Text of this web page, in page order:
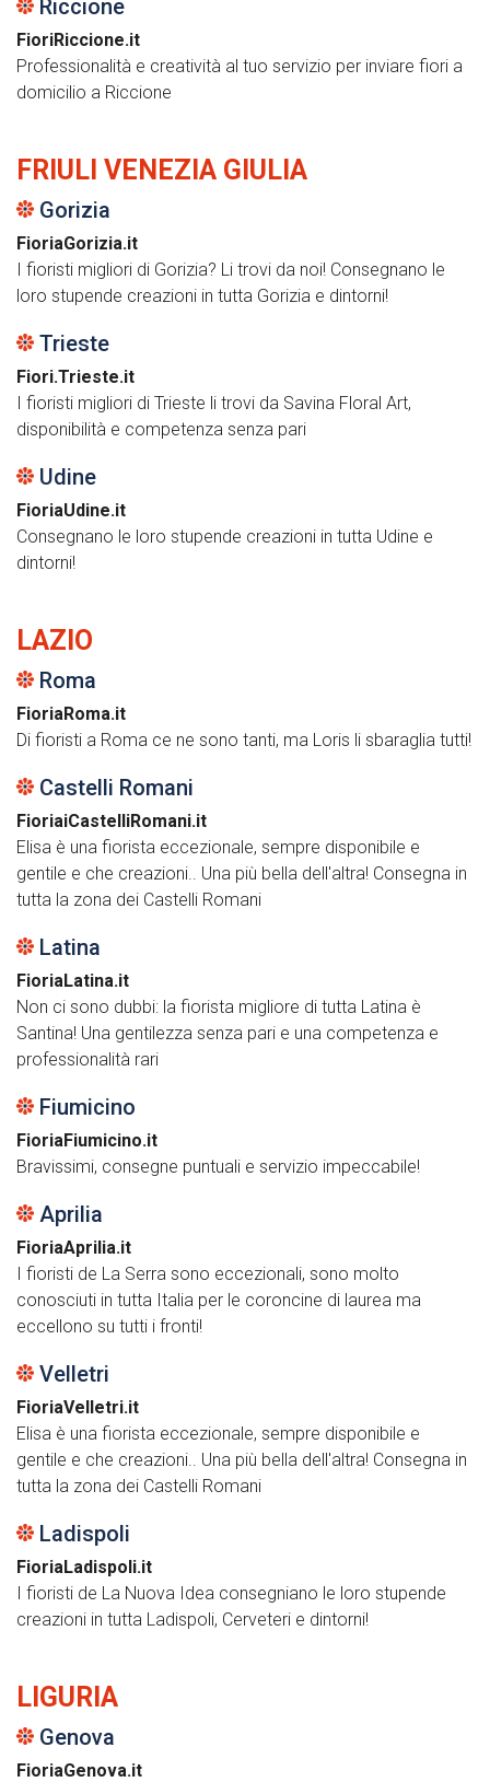
Riccione
FioriRiccione.it
Professionalità e creatività al tuo servizio per inviare fiori a
domicilio a Riccione
FRIULI VENEZIA GIULIA
Gorizia
FioriaGorizia.it
I fioristi migliori di Gorizia? Li trovi da noi! Consegnano le
loro stupende creazioni in tutta Gorizia e dintorni!
Trieste
Fiori.Trieste.it
I fioristi migliori di Trieste li trovi da Savina Floral Art,
disponibilità e competenza senza pari
Udine
FioriaUdine.it
Consegnano le loro stupende creazioni in tutta Udine e
dintorni!
LAZIO
Roma
FioriaRoma.it
Di fioristi a Roma ce ne sono tanti, ma Loris li sbaraglia tutti!
Castelli Romani
FioriaiCastelliRomani.it
Elisa è una fiorista eccezionale, sempre disponibile e
gentile e che creazioni.. Una più bella dell'altra! Consegna in
tutta la zona dei Castelli Romani
Latina
FioriaLatina.it
Non ci sono dubbi: la fiorista migliore di tutta Latina è
Santina! Una gentilezza senza pari e una competenza e
professionalità rari
Fiumicino
FioriaFiumicino.it
Bravissimi, consegne puntuali e servizio impeccabile!
Aprilia
FioriaAprilia.it
I fioristi de La Serra sono eccezionali, sono molto
conosciuti in tutta Italia per le coroncine di laurea ma
eccellono su tutti i fronti!
Velletri
FioriaVelletri.it
Elisa è una fiorista eccezionale, sempre disponibile e
gentile e che creazioni.. Una più bella dell'altra! Consegna in
tutta la zona dei Castelli Romani
Ladispoli
FioriaLadispoli.it
I fioristi de La Nuova Idea consegniano le loro stupende
creazioni in tutta Ladispoli, Cerveteri e dintorni!
LIGURIA
Genova
FioriaGenova.it